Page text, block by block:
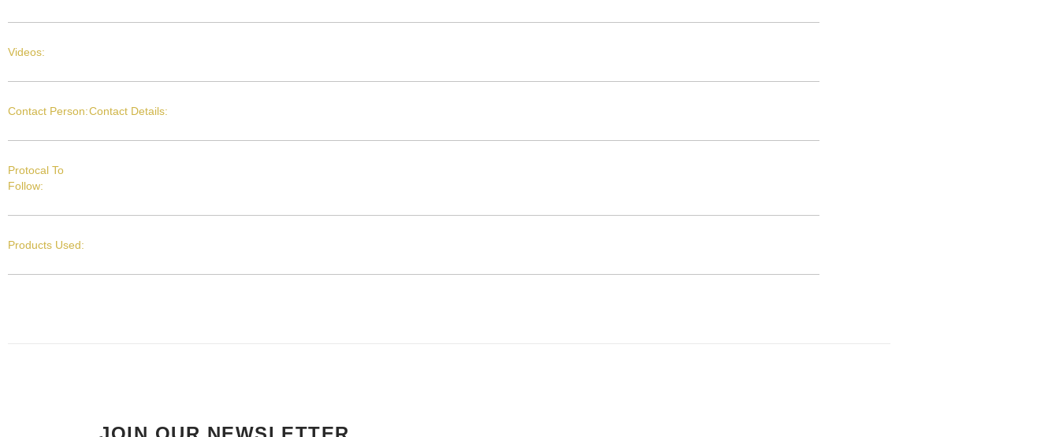
Videos:
Contact Person:Contact Details:
Protocal To
Follow:
Products Used: